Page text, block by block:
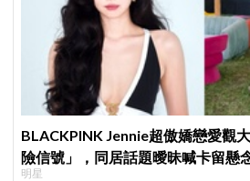
BLACKPINK Jennie超傲嬌戀愛觀
險信號」，同居話題曖昧喊卡留懸
明星